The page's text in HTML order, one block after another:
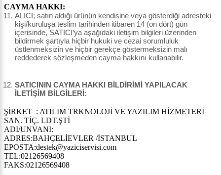
CAYMA HAKKI:
ALICI; satın aldığı ürünün kendisine veya gösterdiği adresteki
kişi/kuruluşa teslim tarihinden itibaren 14 (on dört) gün
içerisinde, SATICI’ya aşağıdaki iletişim bilgileri üzerinden
bildirmek şartıyla hiçbir hukuki ve cezai sorumluluk
üstlenmeksizin ve hiçbir gerekçe göstermeksizin malı
reddederek sözleşmeden cayma hakkını kullanabilir.
SATICININ CAYMA HAKKI BİLDİRİMİ YAPILACAK
İLETİŞİM BİLGİLERİ:
ŞİRKET : ATILIM TRKNOLOJİ VE YAZILIM HİZMETERİ
SAN. TİÇ. LDT.ŞTİ
ADI/UNVANI:
ADRES:BAHÇELİEVLER /İSTANBUL
EPOSTA:destek@yaziciservisi.com
TEL:02126569408
FAKS:02126569408